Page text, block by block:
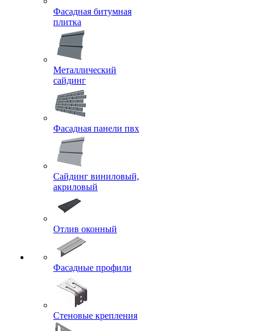
Фасадная битумная
плитка
Металлический
сайдинг
Фасадная панели пвх
Сайдинг виниловый,
акриловый
Отлив оконный
Фасадные профили
Стеновые крепления